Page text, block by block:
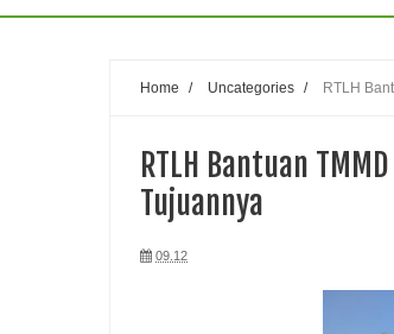
Home / Uncategories / RTLH
RTLH Bantuan
Tujuannya
09.12